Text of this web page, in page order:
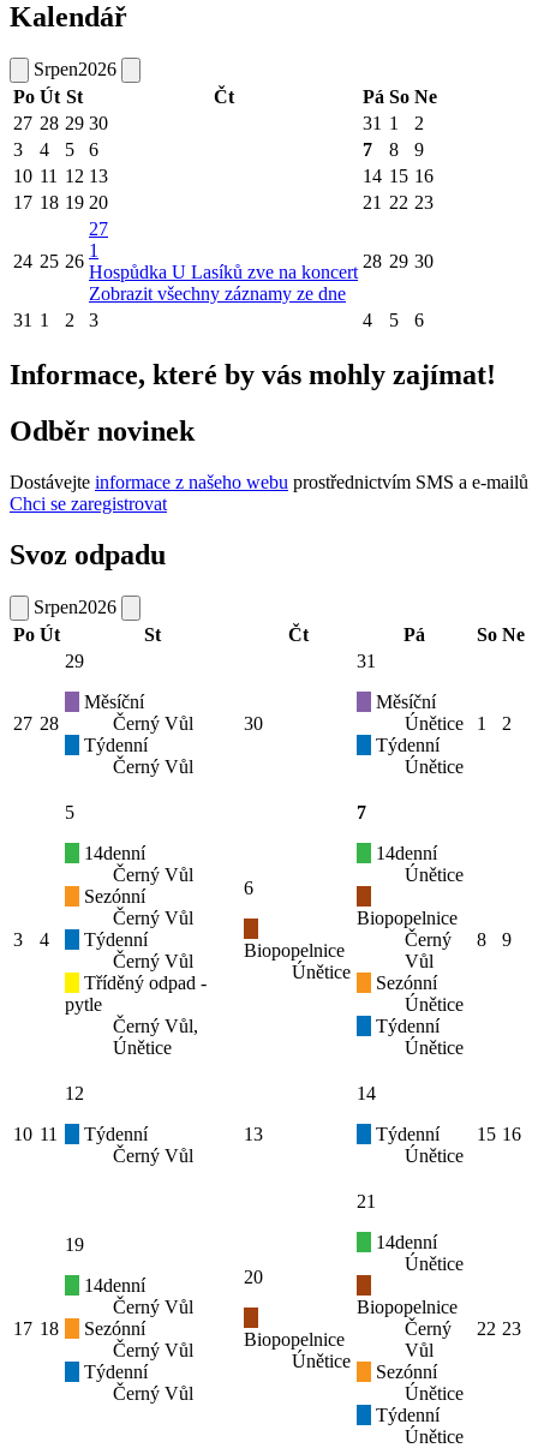
Kalendář
Srpen2026
Po Út St Čt Pá So Ne
27 28 29 30 31 1
2
3
4 5 6 7 8
9
10 11 12 13 14 15 16
17 18 19 20 21 22 23
24 25 26
27
1
Hospůdka U Lasíků zve na koncert
Zobrazit všechny záznamy ze dne
28 29 30
31 1 2 3 4 5 6
Informace, které by vás mohly zajímat!
Odběr novinek
Dostávejte informace z našeho webu prostřednictvím SMS a e-mailů
Chci se zaregistrovat
Svoz odpadu
Srpen2026
Po Út St Čt Pá So Ne
27 28
29
Měsíční
Černý Vůl
Týdenní
Černý Vůl
30
31
Měsíční
Únětice
Týdenní
Únětice
1 2
3 4
5
14denní
Černý Vůl
Sezónní
Černý Vůl
Týdenní
Černý Vůl
Tříděný odpad -
pytle
Černý Vůl,
Únětice
6
Biopopelnice
Únětice
7
14denní
Únětice
Biopopelnice
Černý
Vůl
Sezónní
Únětice
Týdenní
Únětice
8 9
10 11
12
Týdenní
Černý Vůl
13
14
Týdenní
Únětice
15 16
17 18
19
14denní
Černý Vůl
Sezónní
Černý Vůl
Týdenní
Černý Vůl
20
Biopopelnice
Únětice
21
14denní
Únětice
Biopopelnice
Černý
Vůl
Sezónní
Únětice
Týdenní
Únětice
22 23